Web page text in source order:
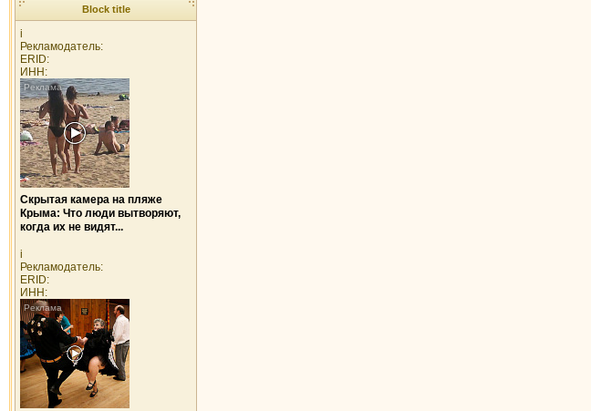
Block title
i
Рекламодатель:
ERID:
ИНН:
Скрытая камера на пляже
Крыма: Что люди вытворяют,
когда их не видят...
i
Рекламодатель:
ERID:
ИНН: